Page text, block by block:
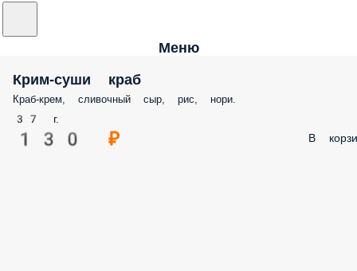
Меню
Крим-суши краб
Краб-крем, сливочный сыр, рис, нори.
37 г.
130 ₽ В